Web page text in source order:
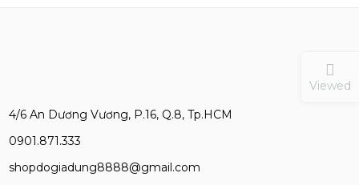
4/6 An Dương Vương, P.16, Q.8, Tp.HCM
0901.871.333
shopdogiadung8888@gmail.com
Viewed